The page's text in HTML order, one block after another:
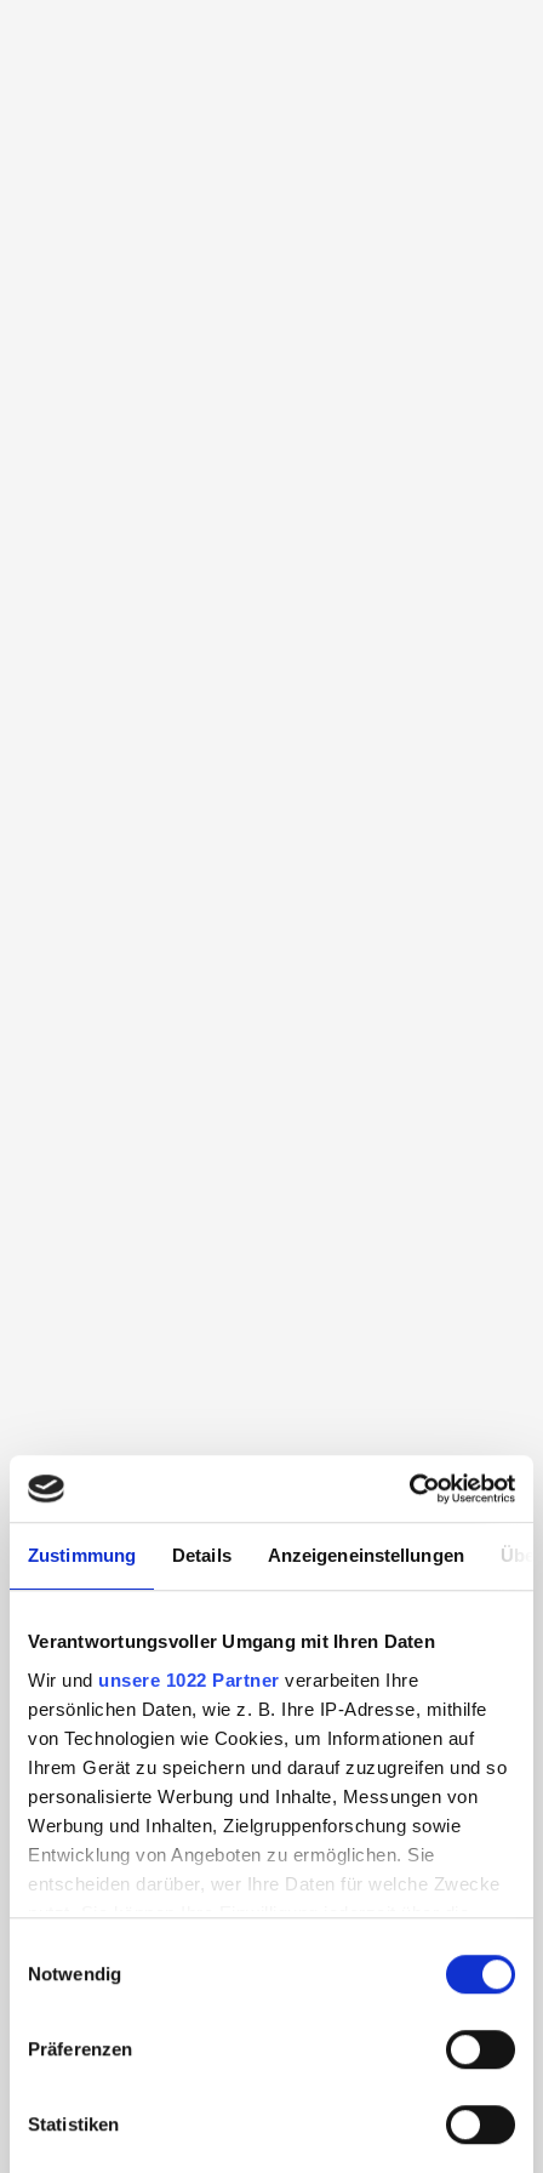
Zustimmung Details Anzeigeneinstellungen
Verantwortungsvoller Umgang mit Ihren Daten
Wir und unsere 1022 Partner verarbeiten Ihre
persönlichen Daten, wie z. B. Ihre IP-Adresse, mithilfe
von Technologien wie Cookies, um Informationen auf
Ihrem Gerät zu speichern und darauf zuzugreifen und so
personalisierte Werbung und Inhalte, Messungen von
Werbung und Inhalten, Zielgruppenforschung sowie
Entwicklung von Angeboten zu ermöglichen. Sie
entscheiden darüber, wer Ihre Daten für welche Zwecke
nutzt. Sie können Ihre Einwilligung jederzeit über die
Trigger Symbol ändern oder widerrufen
Informationen über Ihre geografische Lage
können
Notwendig
Präferenzen
Statistiken